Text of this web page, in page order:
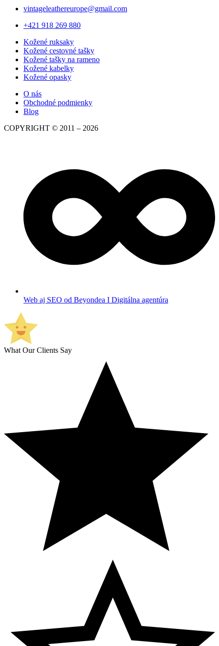
vintageleathereurope@gmail.com
+421 918 269 880​
Kožené ruksaky
Kožené cestovné tašky
Kožené tašky na rameno
Kožené kabelky
Kožené opasky
O nás
Obchodné podmienky
Blog
COPYRIGHT © 2011 – 2026
Web aj SEO od Beyondea I Digitálna agentúra
What Our Clients Say